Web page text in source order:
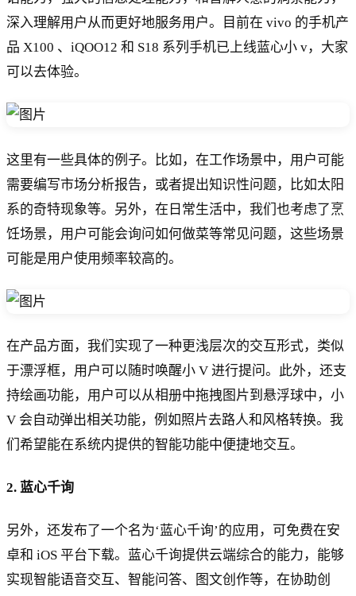
深入理解用户从而更好地服务用户。目前在 vivo 的手机产
品 X100 、iQOO12 和 S18 系列手机已上线蓝心小 v，大家
可以去体验。
这里有一些具体的例子。比如，在工作场景中，用户可能
需要编写市场分析报告，或者提出知识性问题，比如太阳
系的奇特现象等。另外，在日常生活中，我们也考虑了烹
饪场景，用户可能会询问如何做菜等常见问题，这些场景
可能是用户使用频率较高的。
在产品方面，我们实现了一种更浅层次的交互形式，类似
于漂浮框，用户可以随时唤醒小 V 进行提问。此外，还支
持绘画功能，用户可以从相册中拖拽图片到悬浮球中，小
V 会自动弹出相关功能，例如照片去路人和风格转换。我
们希望能在系统内提供的智能功能中便捷地交互。
2. 蓝心千询
另外，还发布了一个名为‘蓝心千询’的应用，可免费在安
卓和 iOS 平台下载。蓝心千询提供云端综合的能力，能够
实现智能语音交互、智能问答、图文创作等，在协助创